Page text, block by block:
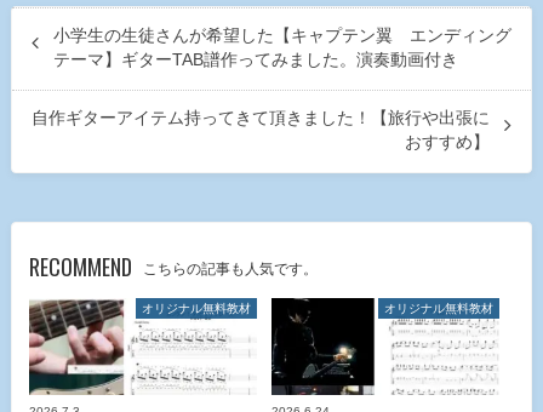
小学生の生徒さんが希望した【キャプテン翼 エンディング
テーマ】ギターTAB譜作ってみました。演奏動画付き
自作ギターアイテム持ってきて頂きました！【旅行や出張に
おすすめ】
RECOMMEND こちらの記事も人気です。
オリジナル無料教材 オリジナル無料教材